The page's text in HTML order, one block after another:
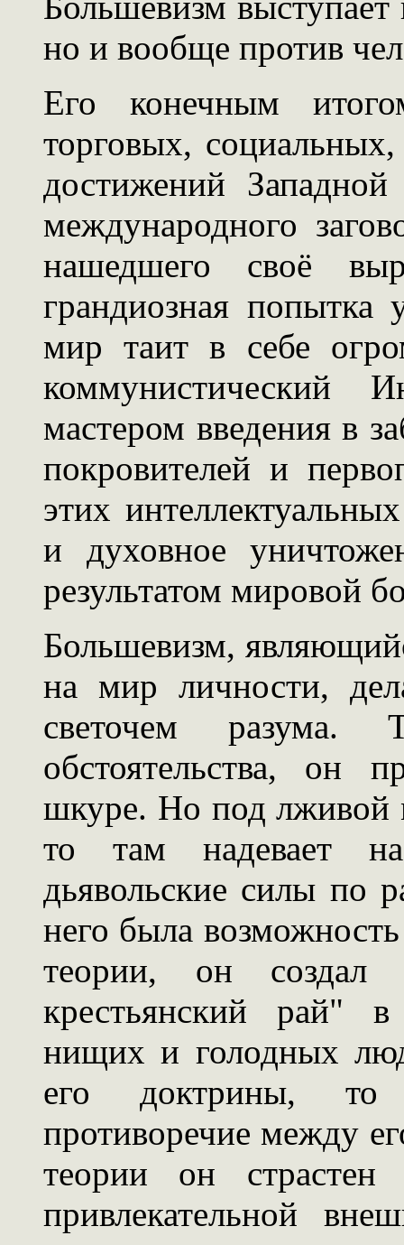
но и вообще против
Его конечным
торговых,
достижений
международного
нашедшего своё
грандиозная попытка
мир таит в себе
коммунистический
мастером введения в
покровителей и
этих
и духовное
результатом мировой
Большевизм,
на мир личности,
светочем
обстоятельства, он
шкуре. Но под лживой
то там надевает
дьявольские силы по
него была
теории, он создал
крестьянский рай"
нищих и голодных
его доктрины,
противоречие между
теории он
привлекательной